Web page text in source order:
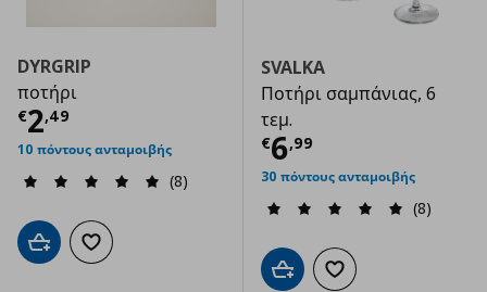
DYRGRIP
ποτήρι
€2,49
Τρέχουσα τιμή € 2,49
10 πόντους ανταμοιβής
(8)
Προσθήκη στο καλάθι
Προσθήκη στα αγαπημένα
SVALKA
Ποτήρι σαμπάνιας, 6
τεμ.
€6,99
Τρέχουσα
30 πόντους ανταμοιβής
(8)
Προσθήκη στο καλάθι
Προσθήκη στα